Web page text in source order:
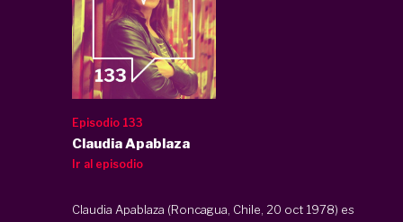
Episodio 133
Claudia Apablaza
Ir al episodio
Claudia Apablaza (Roncagua, Chile, 20 oct 1978) es